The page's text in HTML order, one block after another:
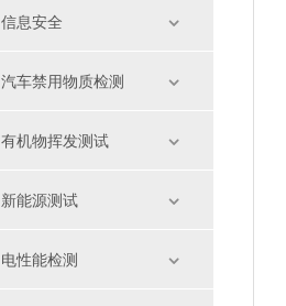
信息安全
汽车禁用物质检测
有机物挥发测试
新能源测试
电性能检测